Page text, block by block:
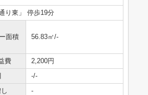
り東」 停歩19分
面積 56.83㎡/-
費
2,200円
-/-
-